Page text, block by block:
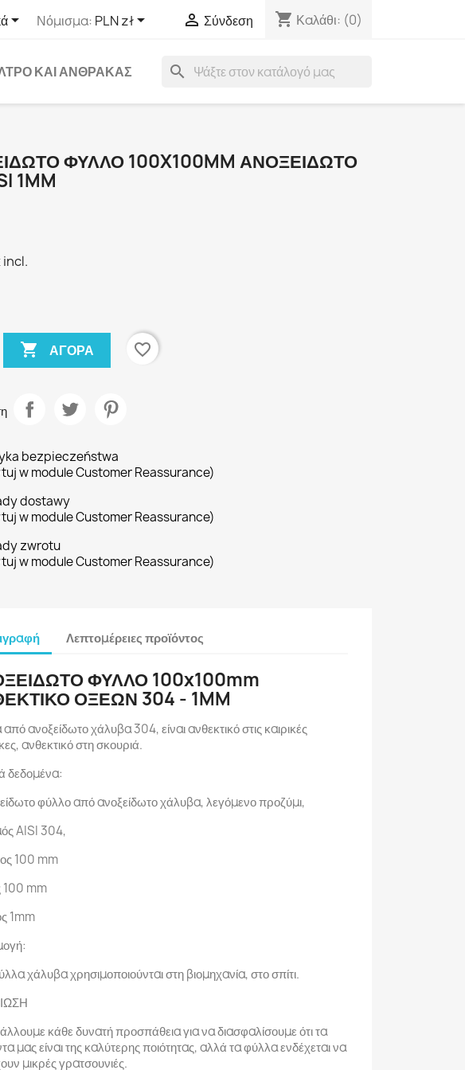
 Νόμισμα: PLN zł  Σύνδεση shopping_cart Καλάθι: (0)
search
ΚΑΙ ΆΝΘΡΑΚΑΣ
ΦΥΛΛΟ 100X100MM ΑΝΟΞΕΙΔΩΤΟ
1MM
 ΑΓΟΡΆ favorite_border
bezpieczeństwa
w module Customer Reassurance)
dostawy
w module Customer Reassurance)
zwrotu
w module Customer Reassurance)
Λεπτομέρειες προϊόντος
ΦΥΛΛΟ 100x100mm
ΟΞΕΩΝ 304 - 1MM
ανοξείδωτο χάλυβα 304, είναι ανθεκτικό στις καιρικές
ανθεκτικό στη σκουριά.
δεδομένα:
φύλλο από ανοξείδωτο χάλυβα, λεγόμενο προζύμι,
AISI 304,
100 mm
100 mm
1mm
χάλυβα χρησιμοποιούνται στη βιομηχανία, στο σπίτι.
κάθε δυνατή προσπάθεια για να διασφαλίσουμε ότι τα
μας είναι της καλύτερης ποιότητας, αλλά τα φύλλα ενδέχεται να
μικρές γρατσουνιές.